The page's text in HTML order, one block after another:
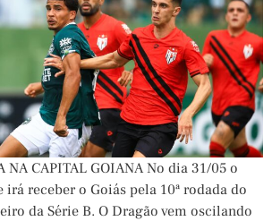
NA CAPITAL GOIANA No dia 31/05 o
receber o Goiás pela 10ª rodada do
da Série B. O Dragão vem oscilando